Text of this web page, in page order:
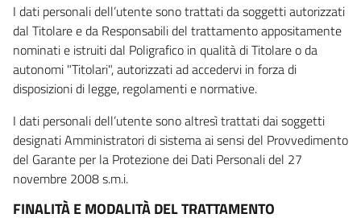
I dati personali dell’utente sono trattati da soggetti autorizzati
dal Titolare e da Responsabili del trattamento appositamente
nominati e istruiti dal Poligrafico in qualità di Titolare o da
autonomi "Titolari", autorizzati ad accedervi in forza di
disposizioni di legge, regolamenti e normative.
I dati personali dell’utente sono altresì trattati dai soggetti
designati Amministratori di sistema ai sensi del Provvedimento
del Garante per la Protezione dei Dati Personali del 27
novembre 2008 s.m.i.
FINALITÀ E MODALITÀ DEL TRATTAMENTO